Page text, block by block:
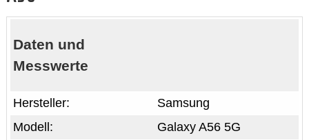
Daten und
Messwerte
Samsung
Hersteller:
Galaxy A56 5G
Modell: